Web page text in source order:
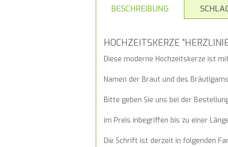
BESCHREIBUNG
HOCHZEITSKERZE
Diese moderne Hochzeitskerze ist
Namen der Braut und des
Bitte geben Sie uns bei der
im Preis inbegriffen bis zu einer
Die Schrift ist derzeit in folgenden